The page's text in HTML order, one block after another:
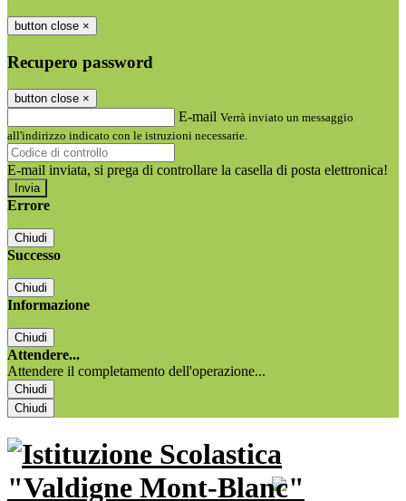
button close ×
Recupero password
button close ×
E-mail Verrà inviato un messaggio
all'indirizzo indicato con le istruzioni necessarie.
E-mail inviata, si prega di controllare la casella di posta elettronica!
Errore
Chiudi
Successo
Chiudi
Informazione
Chiudi
Attendere...
Attendere il completamento dell'operazione...
Chiudi
Chiudi